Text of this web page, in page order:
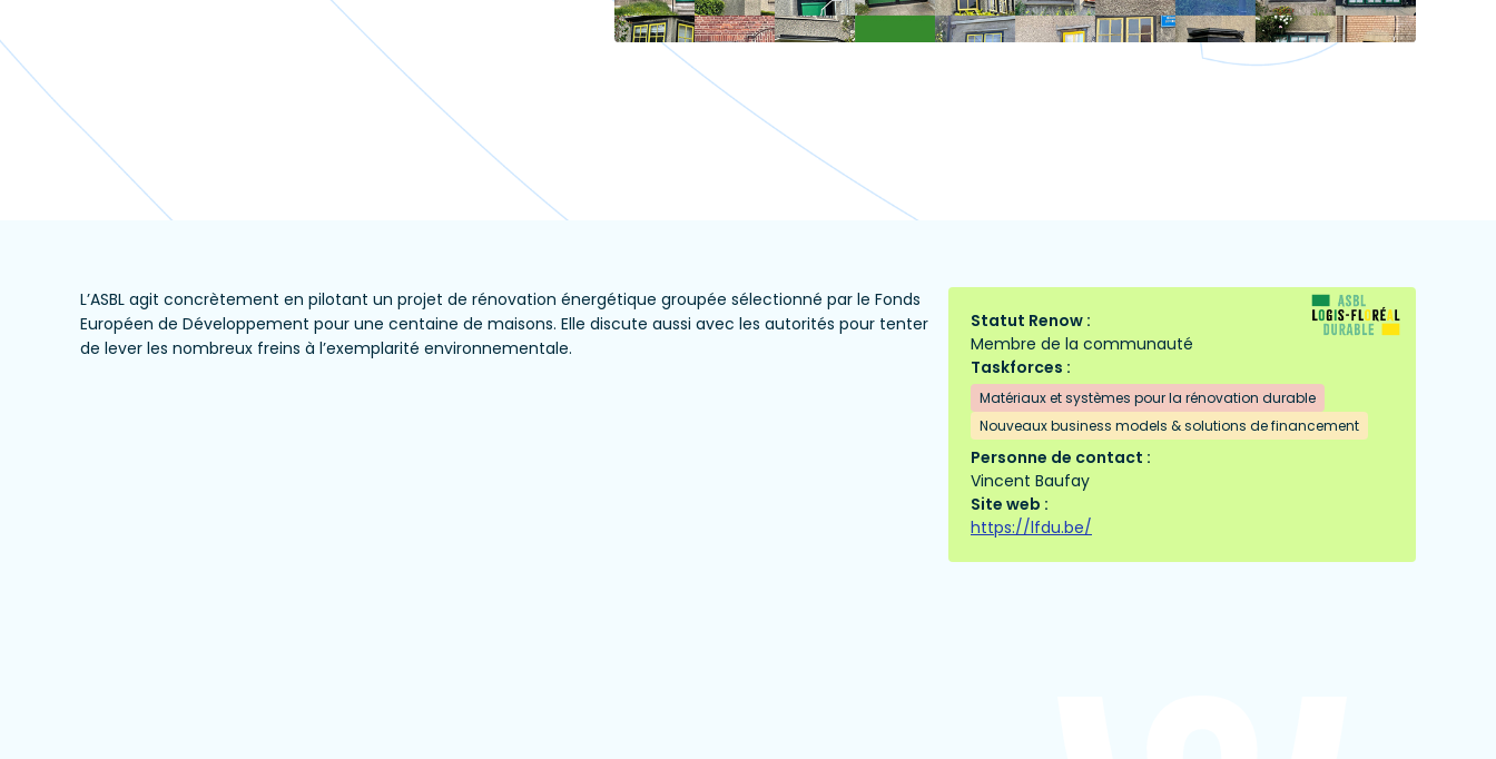
L’ASBL agit concrètement en pilotant un projet de rénovation énergétique groupée sélectionné par le Fonds
Européen de Développement pour une centaine de maisons. Elle discute aussi avec les autorités pour tenter
de lever les nombreux freins à l’exemplarité environnementale.
Statut Renow :
Membre de la communauté
Taskforces :
Matériaux et systèmes pour la rénovation durable
Nouveaux business models & solutions de financement
Personne de contact :
Vincent Baufay
Site web :
https://lfdu.be/